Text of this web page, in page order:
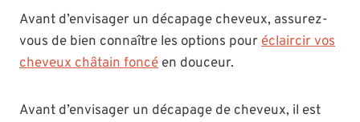
Avant d’envisager un décapage cheveux, assurez-
vous de bien connaître les options pouréclaircir vos
cheveux châtain foncé en douceur.
Avant d’envisager un décapage de cheveux, il est